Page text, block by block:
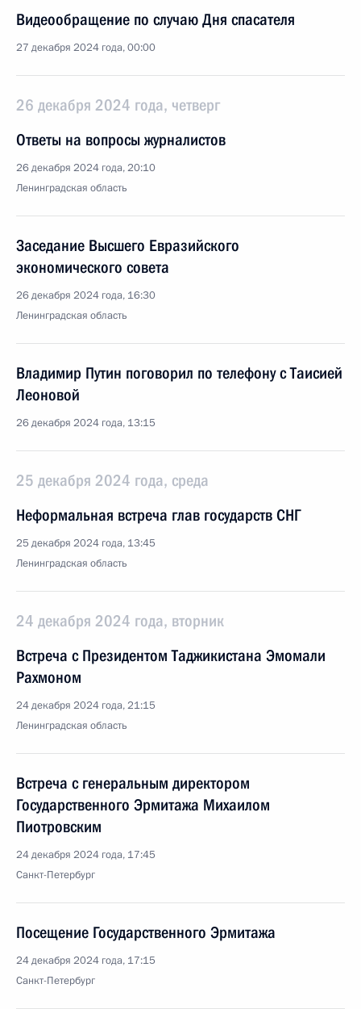
Видеообращение по случаю Дня спасателя
27 декабря 2024 года, 00:00
26 декабря 2024 года, четверг
Ответы на вопросы журналистов
26 декабря 2024 года, 20:10
Ленинградская область
Заседание Высшего Евразийского
экономического совета
26 декабря 2024 года, 16:30
Ленинградская область
Владимир Путин поговорил по телефону с Таисией
Леоновой
26 декабря 2024 года, 13:15
25 декабря 2024 года, среда
Неформальная встреча глав государств СНГ
25 декабря 2024 года, 13:45
Ленинградская область
24 декабря 2024 года, вторник
Встреча с Президентом Таджикистана Эмомали
Рахмоном
24 декабря 2024 года, 21:15
Ленинградская область
Встреча с генеральным директором
Государственного Эрмитажа Михаилом
Пиотровским
24 декабря 2024 года, 17:45
Санкт-Петербург
Посещение Государственного Эрмитажа
24 декабря 2024 года, 17:15
Санкт-Петербург